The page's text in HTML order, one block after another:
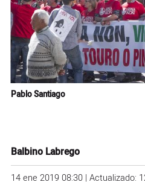
Pablo Santiago
Balbino Labrego
14 ene 2019 08:30 | Actualizado: